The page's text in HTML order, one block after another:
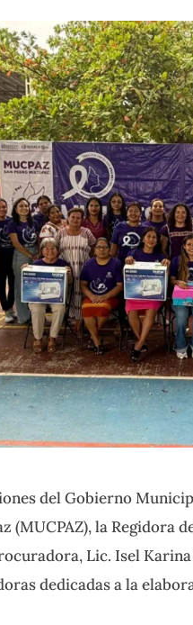
del Gobierno
(MUCPAZ), la Regidora
Lic. Isel
dedicadas a la